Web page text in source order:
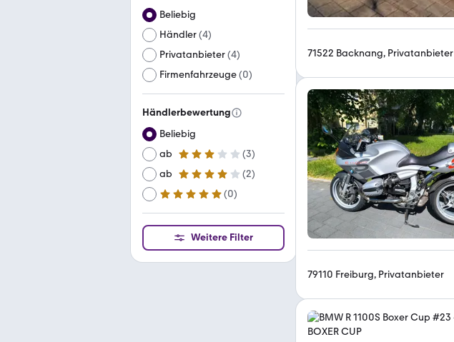
Beliebig
Händler(4)
Privatanbieter(4)
Firmenfahrzeuge(0)
Händlerbewertung
Beliebig
ab
3 Sterne (3)
ab
4 Sterne (2)
ab
5 Sterne (0)
Weitere Filter
71522 Backnang, Privatanbieter
79110 Freiburg, Privatanbieter